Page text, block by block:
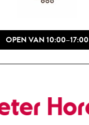
OPEN VAN 10:00–17:00